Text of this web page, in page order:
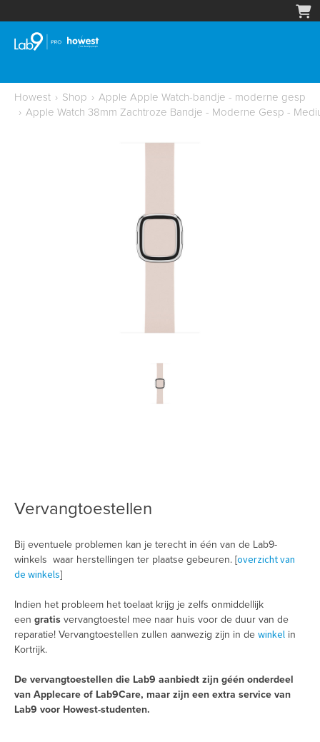
Howest › Shop › Apple Apple Watch-bandje - moderne gesp
› Apple Watch 38mm Zachtroze Bandje - Moderne Gesp -
Vervangtoestellen
Bij eventuele problemen kan je terecht in één van de Lab9-
winkels waar herstellingen ter plaatse gebeuren. [overzicht van
de winkels]
Indien het probleem het toelaat krijg je zelfs onmiddellijk
een gratis vervangtoestel mee naar huis voor de duur van de
reparatie! Vervangtoestellen zullen aanwezig zijn in de winkel in
Kortrijk.
De vervangtoestellen die Lab9 aanbiedt zijn géén onderdeel
van Applecare of Lab9Care, maar zijn een extra service van
Lab9 voor Howest-studenten.